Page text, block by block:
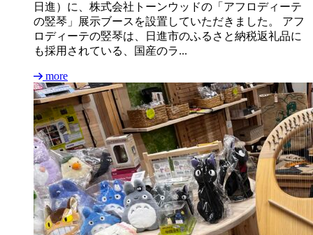
日進）に、株式会社トーンウッドの「アフロディーテ
の竪琴」展示ブースを設置していただきました。 アフ
ロディーテの竪琴は、日進市のふるさと納税返礼品に
も採用されている、国産のラ...
more